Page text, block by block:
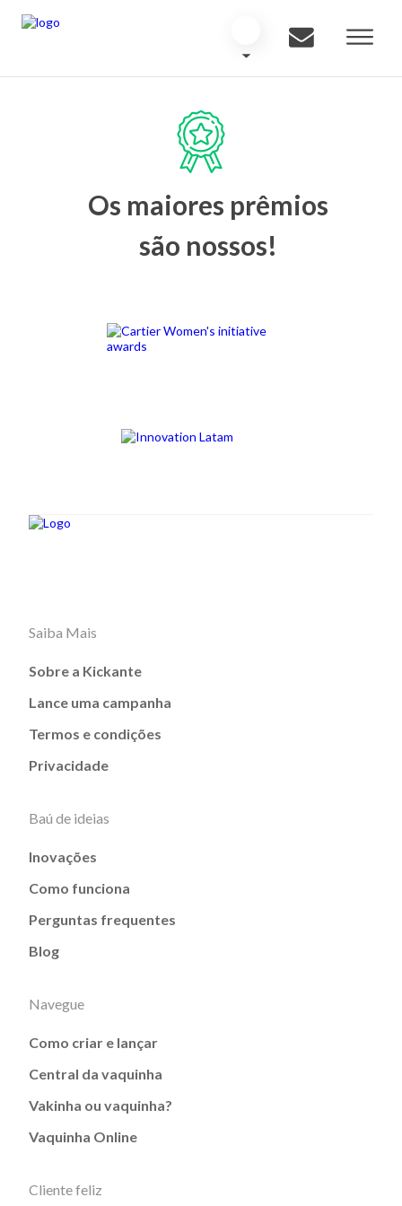
Os maiores prêmios
são nossos!
Saiba Mais
Sobre a Kickante
Lance uma campanha
Termos e condições
Privacidade
Baú de ideias
Inovações
Como funciona
Perguntas frequentes
Blog
Navegue
Como criar e lançar
Central da vaquinha
Vakinha ou vaquinha?
Vaquinha Online
Cliente feliz